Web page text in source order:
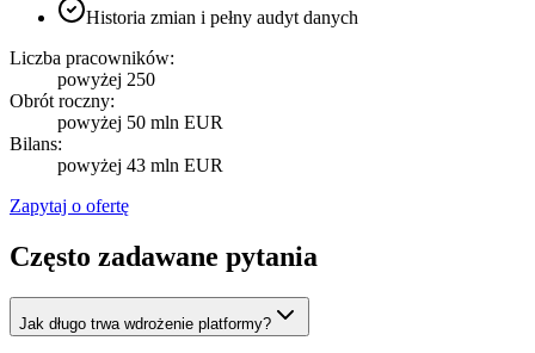
Historia zmian i pełny audyt danych
Liczba pracowników:
powyżej 250
Obrót roczny:
powyżej 50 mln EUR
Bilans:
powyżej 43 mln EUR
Zapytaj o ofertę
Często zadawane pytania
Jak długo trwa wdrożenie platformy?